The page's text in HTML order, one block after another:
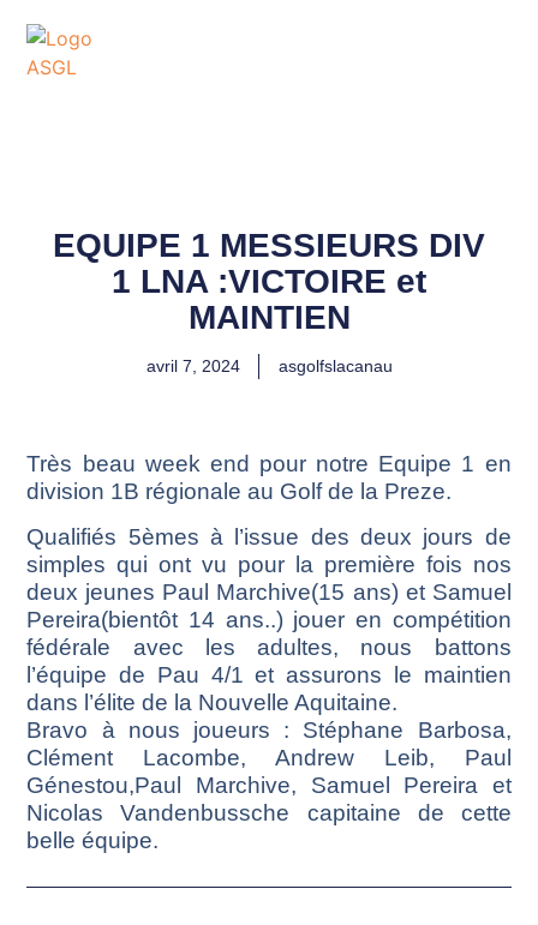
EQUIPE 1 MESSIEURS DIV
1 LNA :VICTOIRE et
MAINTIEN
avril 7, 2024 asgolfslacanau
Très beau week end pour notre Equipe 1 en
division 1B régionale au Golf de la Preze.
Qualifiés 5èmes à l’issue des deux jours de
simples qui ont vu pour la première fois nos
deux jeunes Paul Marchive(15 ans) et Samuel
Pereira(bientôt 14 ans..) jouer en compétition
fédérale avec les adultes, nous battons
l’équipe de Pau 4/1 et assurons le maintien
dans l’élite de la Nouvelle Aquitaine.
Bravo à nous joueurs : Stéphane Barbosa,
Clément Lacombe, Andrew Leib, Paul
Génestou,Paul Marchive, Samuel Pereira et
Nicolas Vandenbussche capitaine de cette
belle équipe.